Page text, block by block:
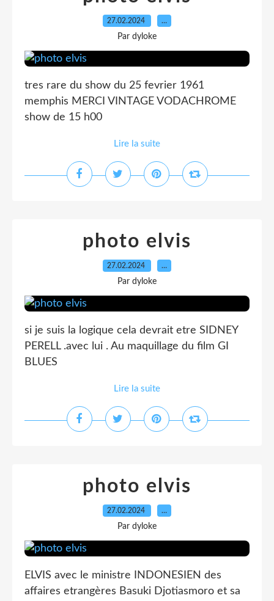
27.02.2024 …
Par dyloke
tres rare du show du 25 fevrier 1961
memphis MERCI VINTAGE VODACHROME
show de 15 h00
Lire la suite
photo elvis
27.02.2024 …
Par dyloke
si je suis la logique cela devrait etre SIDNEY
PERELL .avec lui . Au maquillage du film GI
BLUES
Lire la suite
photo elvis
27.02.2024 …
Par dyloke
ELVIS avec le ministre INDONESIEN des
affaires etrangères Basuki Djotiasmoro et sa